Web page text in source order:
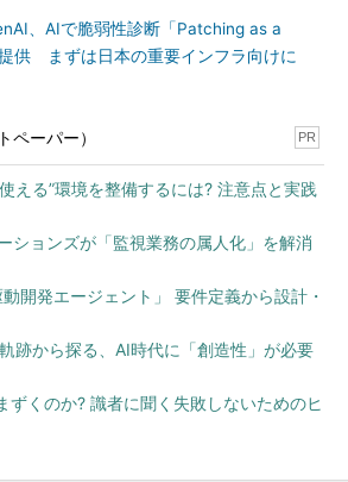
、AIで脆弱性診断「Patching as a
供 まずは日本の重要インフラ向けに
ペーパー） PR
える”環境を整備するには? 注意点と実践
ションズが「監視業務の属人化」を解消
開発エージェント」 要件定義から設計・
跡から探る、AI時代に「創造性」が必要
ずくのか? 識者に聞く失敗しないためのヒ